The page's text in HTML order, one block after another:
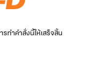
ทำคำสั่งนี้ให้เสร็จสิ้น